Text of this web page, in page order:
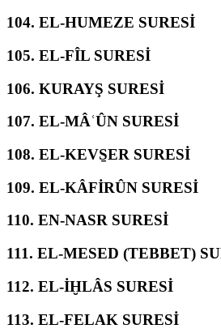
104. EL-HUMEZE SURESİ
105. EL-FÎL SURESİ
106. KURAYŞ SURESİ
107. EL-MÂʿÛN SURESİ
108. EL-KEVS̱ER SURESİ
109. EL-KÂFİRÛN SURESİ
110. EN-NASR SURESİ
111. EL-MESED (TEBBET)
112. EL-İḪLÂS SURESİ
113. EL-FELAK SURESİ